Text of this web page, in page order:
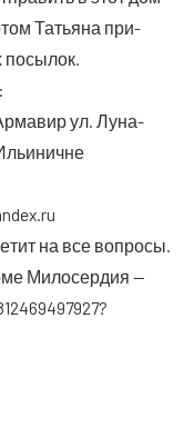
Татья­на при­
ул. Луна­
на все вопросы.
Мило­сер­дия —